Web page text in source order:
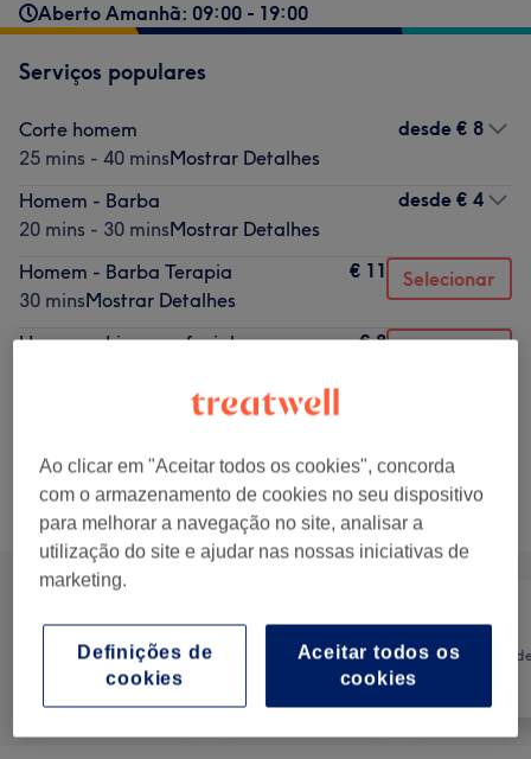
Aberto Amanhã: 09:00 - 19:00
Serviços populares
Corte homem
25 mins - 40 minsMostrar Detalhes
desde € 8
Homem - Barba
20 mins - 30 minsMostrar Detalhes
desde € 4
Homem - Barba Terapia
30 minsMostrar Detalhes
€ 11 Selecionar
Homem - Limpeza facial
€ 8
Procurar serviços
Cabeleireiro e
Tratamento
Ao clicar em "Aceitar todos os cookies", concorda
com o armazenamento de cookies no seu dispositivo
para melhorar a navegação no site, analisar a
utilização do site e ajudar nas nossas iniciativas de
marketing.
Aceitar todos os
cookies
Definições de
cookies